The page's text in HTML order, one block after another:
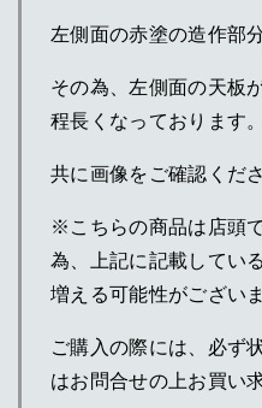
左側面の赤塗の造作部
その為、左側面の天板
程長くなっております。
共に画像をご確認くださ
※こちらの商品は店頭
為、上記に記載してい
増える可能性がございま
ご購入の際には、必ず
はお問合せの上お買い